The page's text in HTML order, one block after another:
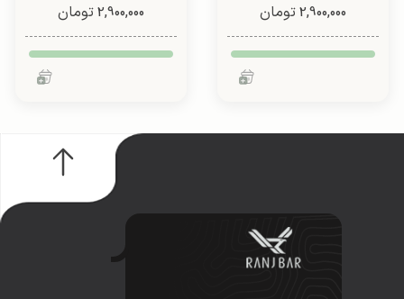
تیکه (طرح 4)
2,900,000تومان
تیکه (طرح 4)
2,900,000تومان